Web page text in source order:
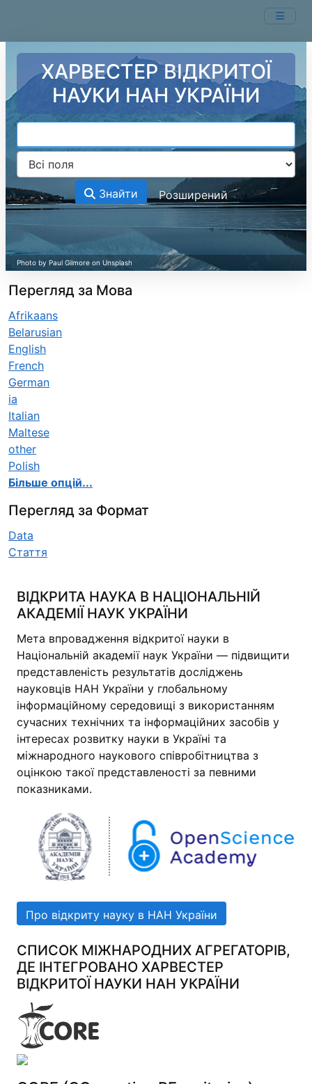
ХАРВЕСТЕР ВІДКРИТОЇ
НАУКИ НАН УКРАЇНИ
Знайти Розширений
Перегляд за Мова
Afrikaans
Belarusian
English
French
German
ia
Italian
Maltese
other
Polish
Більше опцій...
Перегляд за Формат
Data
Стаття
ВІДКРИТА НАУКА В НАЦІОНАЛЬНІЙ
АКАДЕМІЇ НАУК УКРАЇНИ
Мета впровадження відкритої науки в
Національній академії наук України — підвищити
представленість результатів досліджень
науковців НАН України у глобальному
інформаційному середовищі з використанням
сучасних технічних та інформаційних засобів у
інтересах розвитку науки в Україні та
міжнародного наукового співробітництва з
оцінкою такої представленості за певними
показниками.
Про відкриту науку в НАН України
СПИСОК МІЖНАРОДНИХ АГРЕГАТОРІВ,
ДЕ ІНТЕГРОВАНО ХАРВЕСТЕР
ВІДКРИТОЇ НАУКИ НАН УКРАЇНИ